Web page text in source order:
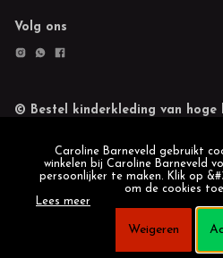
Volg ons
© Bestel kinderkleding van hoge
Caroline Barneveld gebruikt
winkelen bij Caroline Barneveld
persoonlijker te maken. Klik op
om de cookies
Lees meer
Weigeren